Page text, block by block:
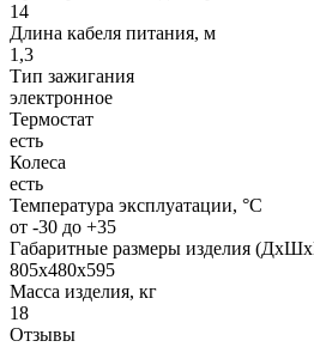
14
Длина кабеля питания, м
1,3
Тип зажигания
электронное
Термостат
есть
Колеса
есть
Температура эксплуатации, °С
от -30 до +35
Габаритные размеры изделия
805х480х595
Масса изделия, кг
18
Отзывы